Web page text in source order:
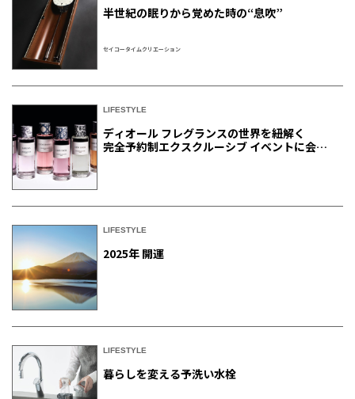
半世紀の眠りから覚めた時の“息吹”
セイコータイムクリエーション
LIFESTYLE
ディオール フレグランスの世界を紐解く
完全予約制エクスクルーシブ イベントに会員
LIFESTYLE
2025年 開運
LIFESTYLE
暮らしを変える予洗い水栓